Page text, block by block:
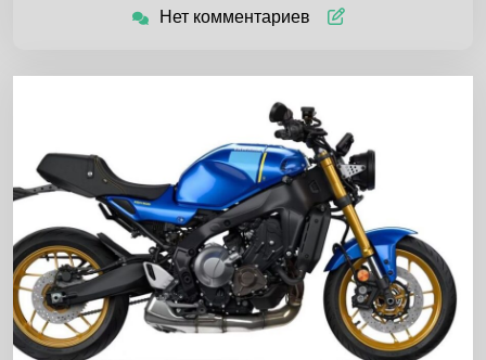
Нет комментариев